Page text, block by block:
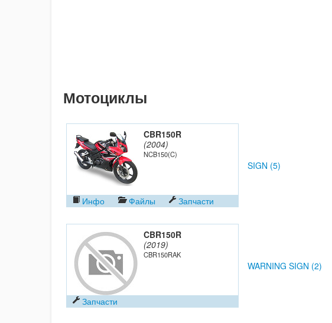
Мотоциклы
CBR150R
(2004)
NCB150(C)
Инфо Файлы Запчасти
SIGN (5)
CBR150R
(2019)
CBR150RAK
Запчасти
WARNING SIGN (2)